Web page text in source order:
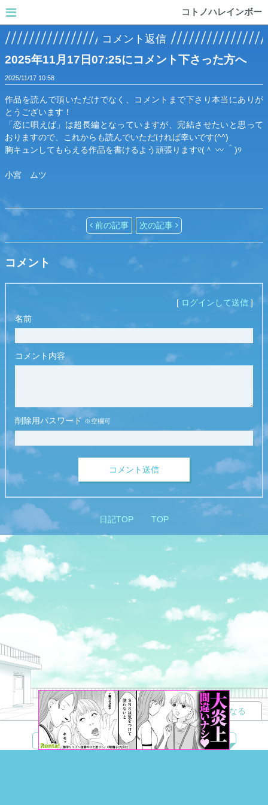
コトノハレインボー
コメント返信
2025年11月17日07:25にコメント下さった方へ
2025/11/17 10:58
作品を読んで頂いただけでなく、コメントまで下さり本当にありが
とうございます！
「恋に唄えば」は超長編となっていますが、完結させたいと思って
おりますので、これからも読んでいただければ幸いです(⁠^⁠^⁠)
胸キュンしてもらえる作品を書けるよう頑張ります୧⁠(⁠＾⁠ ⁠〰⁠ ⁠＾⁠)⁠୨
小宮 ムツ
前の記事 次の記事
コメント
[ ログインして送信 ]
名前
コメント内容
削除用パスワード※空欄可
コメント送信
日記TOP TOP
夢小説 ツイステ R18 鬼滅の刃 BL
読者になる